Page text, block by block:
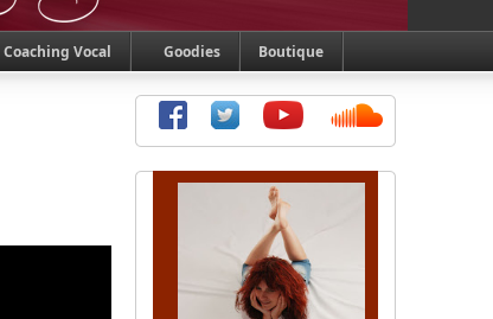
Coaching Vocal Goodies Boutique